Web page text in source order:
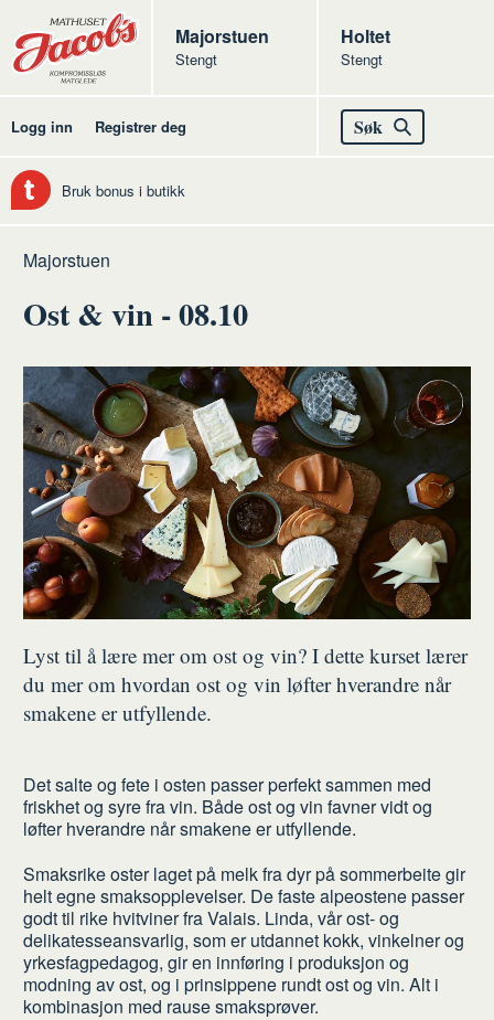
Butikker
Jacobs
Majorstuen
Stengt
Jacobs
Holtet
Stengt
Logg inn Registrer deg Søk
Bruk bonus i butikk
Hjem
Majorstuen
Ost & vin - 08.10
Lyst til å lære mer om ost og vin? I dette kurset lærer
du mer om hvordan ost og vin løfter hverandre når
smakene er utfyllende.
Det salte og fete i osten passer perfekt sammen med
friskhet og syre fra vin. Både ost og vin favner vidt og
løfter hverandre når smakene er utfyllende.
Smaksrike oster laget på melk fra dyr på sommerbeite gir
helt egne smaksopplevelser. De faste alpeostene passer
godt til rike hvitviner fra Valais. Linda, vår ost- og
delikatesseansvarlig, som er utdannet kokk, vinkelner og
yrkesfagpedagog, gir en innføring i produksjon og
modning av ost, og i prinsippene rundt ost og vin. Alt i
kombinasjon med rause smaksprøver.